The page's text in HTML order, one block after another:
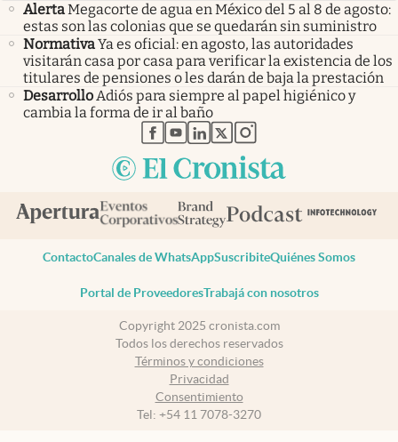
AlertaMegacorte de agua en México del 5 al 8 de agosto:
estas son las colonias que se quedarán sin suministro
NormativaYa es oficial: en agosto, las autoridades
visitarán casa por casa para verificar la existencia de los
titulares de pensiones o les darán de baja la prestación
DesarrolloAdiós para siempre al papel higiénico y
cambia la forma de ir al baño
abre en nueva pestaña
abre en nueva pestaña
abre en nueva pestaña
abre en nueva pestaña
abre en nueva pestaña
ContactoCanales de WhatsAppSuscribiteQuiénes Somos
Portal de ProveedoresTrabajá con nosotros
Copyright 2025 cronista.com
Todos los derechos reservados
Términos y condiciones
Privacidad
Consentimiento
Tel: +54 11 7078-3270